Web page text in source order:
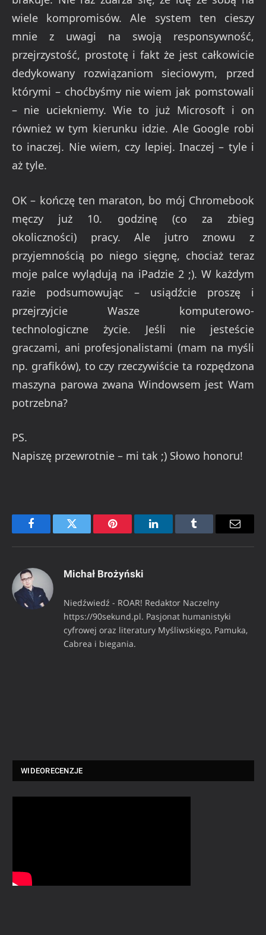
wiele kompromisów. Ale system ten cieszy
mnie z uwagi na swoją responsywność,
przejrzystość, prostotę i fakt że jest całkowicie
dedykowany rozwiązaniom sieciowym, przed
którymi – choćbyśmy nie wiem jak pomstowali
– nie uciekniemy. Wie to już Microsoft i on
również w tym kierunku idzie. Ale Google robi
to inaczej. Nie wiem, czy lepiej. Inaczej – tyle i
aż tyle.
OK – kończę ten maraton, bo mój Chromebook
męczy już 10. godzinę (co za zbieg
okoliczności) pracy. Ale jutro znowu z
przyjemnością po niego sięgnę, chociaż teraz
moje palce wylądują na iPadzie 2 ;). W każdym
razie podsumowując – usiądźcie proszę i
przejrzyjcie Wasze komputerowo-
technologiczne życie. Jeśli nie jesteście
graczami, ani profesjonalistami (mam na myśli
np. grafików), to czy rzeczywiście ta rozpędzona
maszyna parowa zwana Windowsem jest Wam
potrzebna?
PS.
Napiszę przewrotnie – mi tak ;) Słowo honoru!
FacebookTwitter Pinterest LinkedInTumblr Email
Michał Brożyński
Niedźwiedź - ROAR! Redaktor Naczelny
https://90sekund.pl. Pasjonat humanistyki
cyfrowej oraz literatury Myśliwskiego, Pamuka,
Cabrea i biegania.
WIDEORECENZJE